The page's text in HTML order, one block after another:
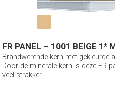
FR PANEL – 1001 BEIGE 1*
Brandwerende kern met gekleurde
Door de minerale kern is deze FR-
veel strakker.